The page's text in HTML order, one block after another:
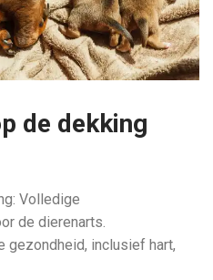
de dekking
Volledige
de dierenarts.
gezondheid, inclusief hart,